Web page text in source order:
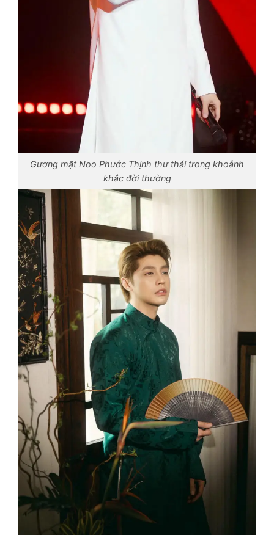
Gương mặt Noo Phước Thịnh thư thái trong khoảnh
khắc đời thường